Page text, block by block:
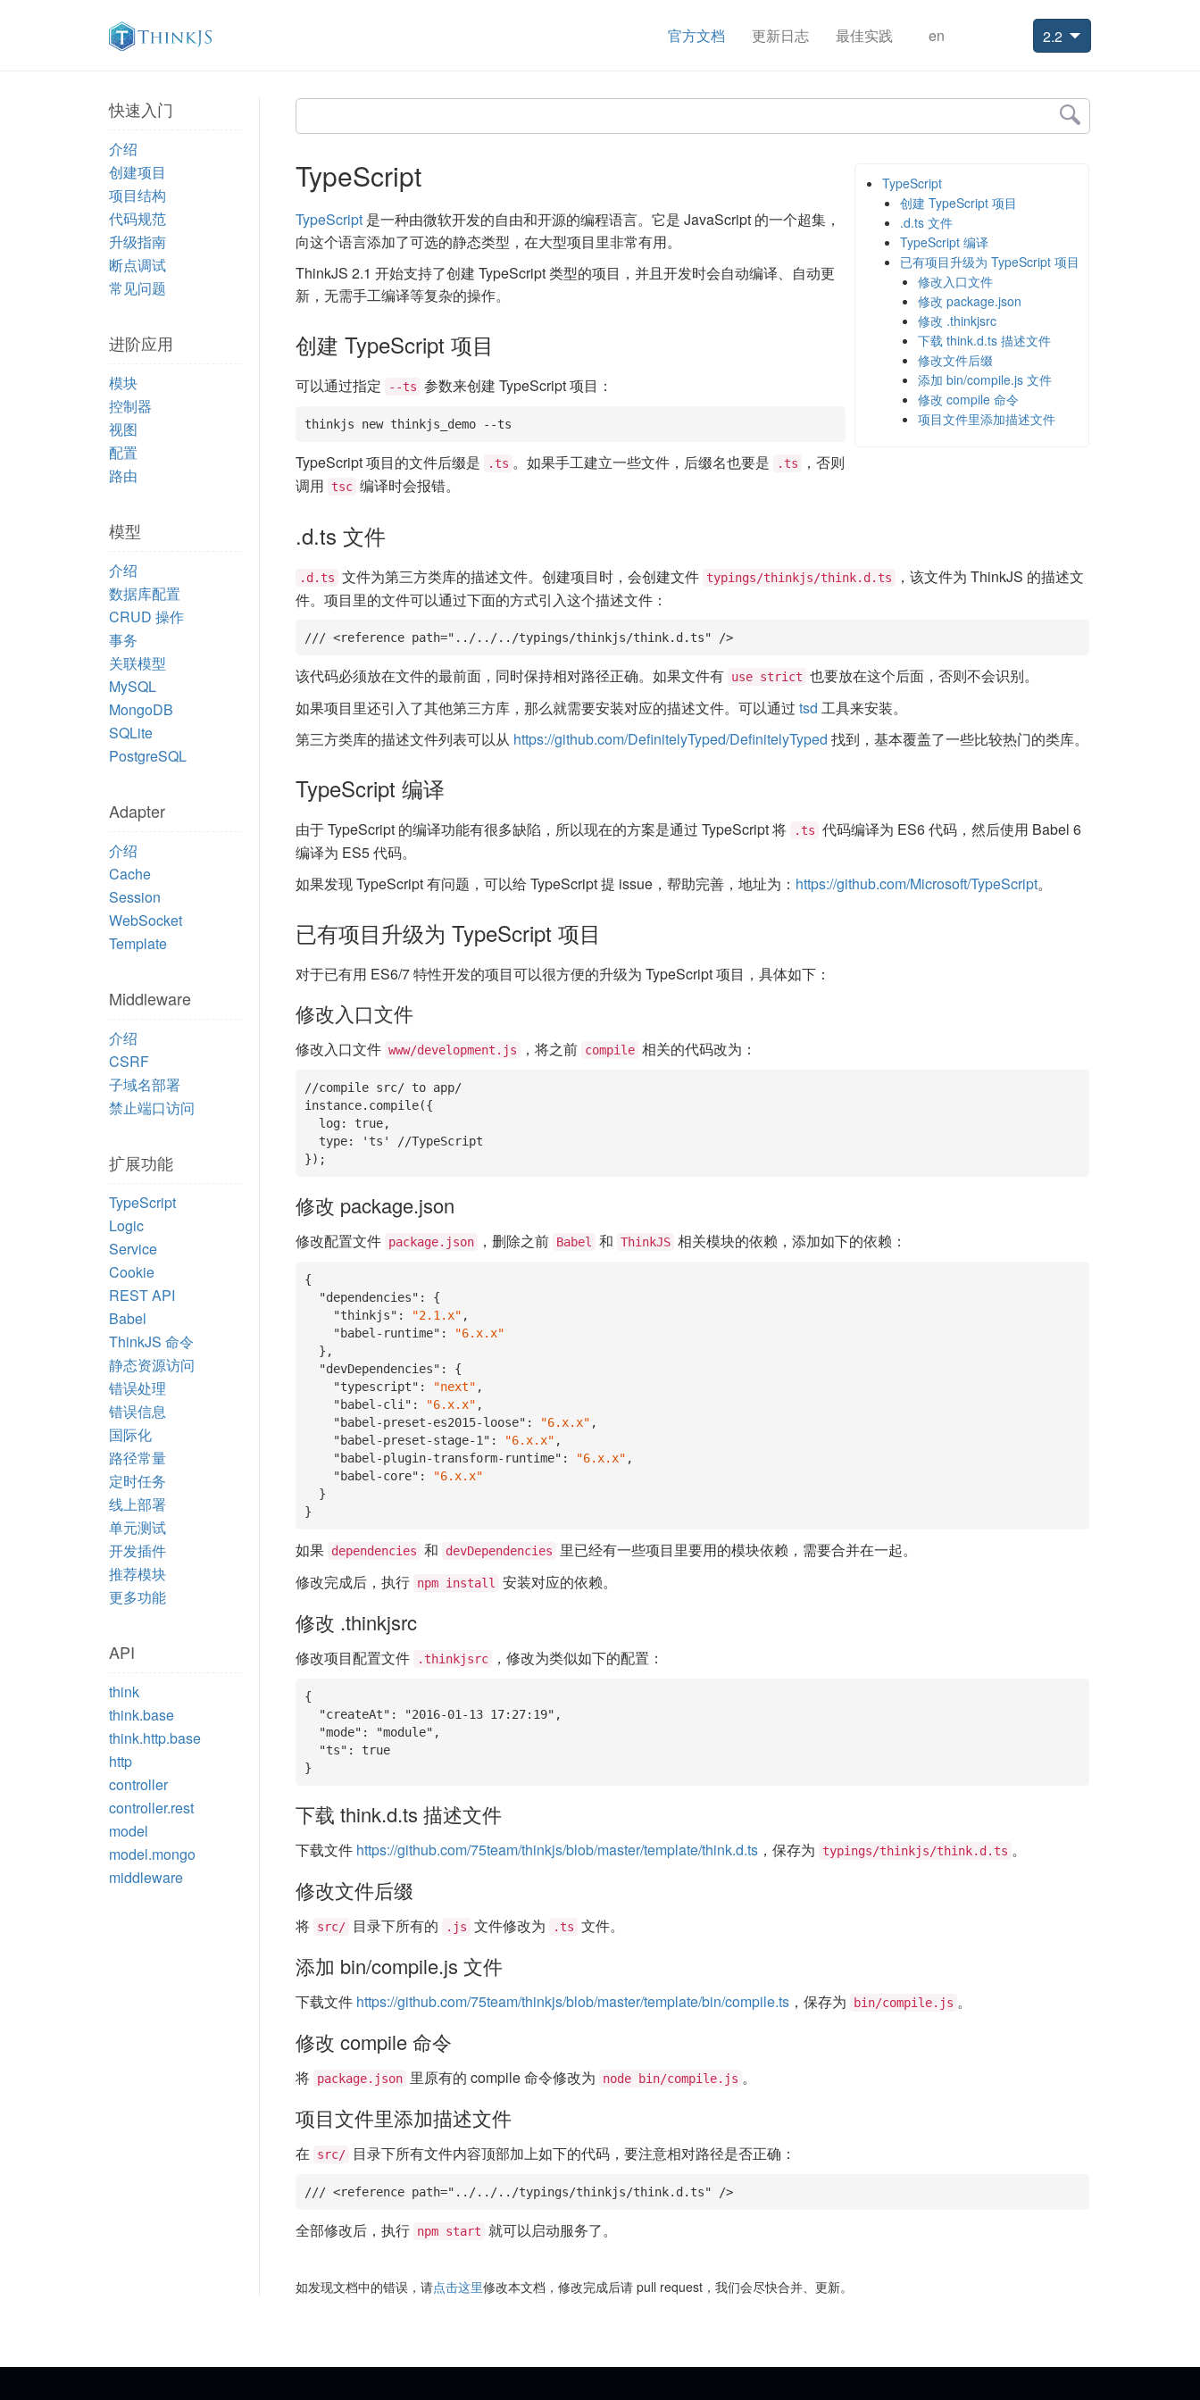
官方文档 更新日志 最佳实践 en 2.2
快速入门
介绍
创建项目
项目结构
代码规范
升级指南
断点调试
常见问题
进阶应用
模块
控制器
视图
配置
路由
模型
介绍
数据库配置
CRUD 操作
事务
关联模型
MySQL
MongoDB
SQLite
PostgreSQL
Adapter
介绍
Cache
Session
WebSocket
Template
Middleware
介绍
CSRF
子域名部署
禁止端口访问
扩展功能
TypeScript
Logic
Service
Cookie
REST API
Babel
ThinkJS 命令
静态资源访问
错误处理
错误信息
国际化
路径常量
定时任务
线上部署
单元测试
开发插件
推荐模块
更多功能
API
think
think.base
think.http.base
http
controller
controller.rest
model
model.mongo
middleware
TypeScript
TypeScript
创建 TypeScript 项目
.d.ts 文件
TypeScript 编译
已有项目升级为 TypeScript 项目
修改入口文件
修改 package.json
修改 .thinkjsrc
下载 think.d.ts 描述文件
修改文件后缀
添加 bin/compile.js 文件
修改 compile 命令
项目文件里添加描述文件
TypeScript 是一种由微软开发的自由和开源的编程语言。它是 JavaScript 的一个超集，
向这个语言添加了可选的静态类型，在大型项目里非常有用。
ThinkJS 2.1 开始支持了创建 TypeScript 类型的项目，并且开发时会自动编译、自动更
新，无需手工编译等复杂的操作。
创建 TypeScript 项目
可以通过指定 --ts 参数来创建 TypeScript 项目：
thinkjs new thinkjs_demo --ts
TypeScript 项目的文件后缀是 .ts 。如果手工建立一些文件，后缀名也要是 .ts
，否则
调用
tsc 编译时会报错。
.d.ts 文件
.d.ts 文件为第三方类库的描述文件。创建项目时，会创建文件 typings/thinkjs/think.d.ts
，该文件为 ThinkJS 的描述文
件。项目里的文件可以通过下面的方式引入这个描述文件：
/// <reference path="../../../typings/thinkjs/think.d.ts" />
该代码必须放在文件的最前面，同时保持相对路径正确。如果文件有 use strict 也要放在这个后面，否则不会识别。
如果项目里还引入了其他第三方库，那么就需要安装对应的描述文件。可以通过 tsd 工具来安装。
第三方类库的描述文件列表可以从 https://github.com/DefinitelyTyped/DefinitelyTyped 找到，基本覆盖了一些比较热门的类库。
TypeScript 编译
由于 TypeScript 的编译功能有很多缺陷，所以现在的方案是通过 TypeScript 将 .ts 代码编译为 ES6 代码，然后使用 Babel 6
编译为 ES5 代码。
如果发现 TypeScript 有问题，可以给 TypeScript 提 issue，帮助完善，地址为： https://github.com/Microsoft/TypeScript。
已有项目升级为 TypeScript 项目
对于已有用 ES6/7 特性开发的项目可以很方便的升级为 TypeScript 项目，具体如下：
修改入口文件
修改入口文件 www/development.js ，将之前 compile 相关的代码改为：
//compile src/ to app/
instance.compile({
});
修改 package.json
修改配置文件 package.json ，删除之前 Babel 和 ThinkJS 相关模块的依赖，添加如下的依赖：
{
"dependencies" : {
"thinkjs" : "2.1.x" ,
"babel-runtime" :
"6.x.x"
"devDependencies" : {
"typescript" : "next" ,
"babel-cli" : "6.x.x" ,
"babel-preset-es2015-loose" : "6.x.x" ,
"babel-preset-stage-1" : "6.x.x" ,
"babel-plugin-transform-runtime" : "6.x.x" ,
"babel-core" :
"6.x.x"
}
如果 dependencies 和 devDependencies
里已经有一些项目里要用的模块依赖，需要合并在一起。
修改完成后，执行 npm install 安装对应的依赖。
修改 .thinkjsrc
修改项目配置文件 .thinkjsrc ，修改为类似如下的配置：
{
}
下载 think.d.ts 描述文件
下载文件 https://github.com/75team/thinkjs/blob/master/template/think.d.ts ，保存为 typings/thinkjs/think.d.ts 。
修改文件后缀
将 src/ 目录下所有的 .js 文件修改为 .ts 文件。
添加 bin/compile.js 文件
下载文件 https://github.com/75team/thinkjs/blob/master/template/bin/compile.ts ，保存为 bin/compile.js 。
修改 compile 命令
将 package.json 里原有的 compile 命令修改为 node bin/compile.js 。
项目文件里添加描述文件
在 src/ 目录下所有文件内容顶部加上如下的代码，要注意相对路径是否正确：
/// <reference path="../../../typings/thinkjs/think.d.ts" />
全部修改后，执行 npm start 就可以启动服务了。
如发现文档中的错误，请点击这里修改本文档，修改完成后请 pull request，我们会尽快合并、更新。